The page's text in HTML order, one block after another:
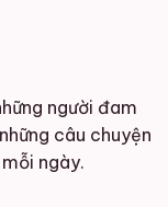
người đam
câu chuyện
ngày.